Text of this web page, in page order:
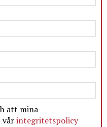
att mina
vårintegritetspolicy